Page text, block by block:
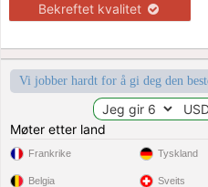
Bekreftet kvalitet
Vi jobber hardt for å gi deg den
Møter etter land
Frankrike
Belgia
Tyskland
Sveits